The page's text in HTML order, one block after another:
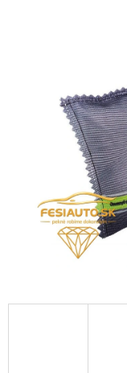
hviezdičiek.